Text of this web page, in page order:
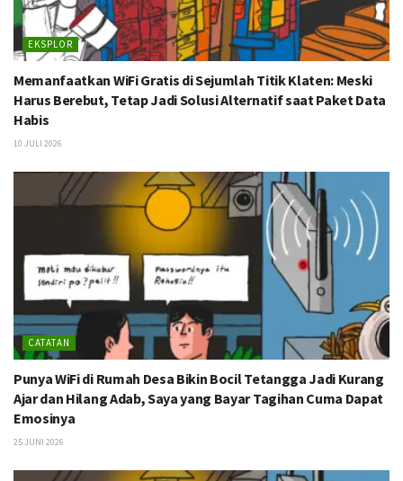
EKSPLOR
Memanfaatkan WiFi Gratis di Sejumlah Titik Klaten: Meski
Harus Berebut, Tetap Jadi Solusi Alternatif saat Paket Data
Habis
10 JULI 2026
CATATAN
Punya WiFi di Rumah Desa Bikin Bocil Tetangga Jadi Kurang
Ajar dan Hilang Adab, Saya yang Bayar Tagihan Cuma Dapat
Emosinya
25 JUNI 2026